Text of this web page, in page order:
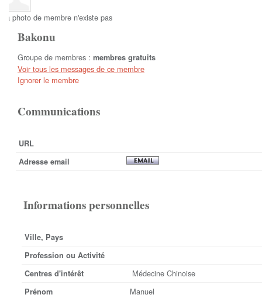
La photo de membre n'existe pas
Bakonu
Groupe de membres : membres gratuits
Voir tous les messages de ce membre
Ignorer le membre
Communications
URL
Adresse email
Informations personnelles
Ville, Pays
Profession ou Activité
Centres d'intérêt
Médecine Chinoise
Prénom Manuel